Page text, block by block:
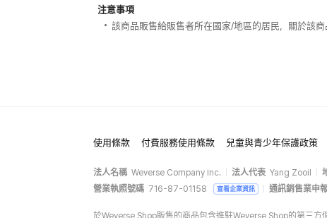
注意事項
該商品販售給販售者所在國家/地區的居民，關於該
使用條款 付費服務使用條款 兒童與青少年保護政策
法人名稱 Weverse Company Inc. 法人代表 Yang Zooil
營業執照號碼 716-87-01158 查看企業資訊 通訊銷售業申
於Weverse Shop販售的商品包含進駐Weverse Shop的第三